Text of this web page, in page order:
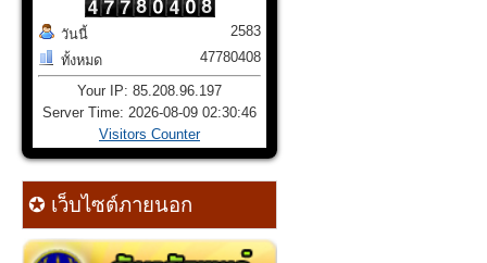
วันนี้
ทั้งหมด
2583
47780408
Your IP: 85.208.96.197
Server Time: 2026-08-09 02:30:46
Visitors Counter
✪ เว็บไซต์ภายนอก